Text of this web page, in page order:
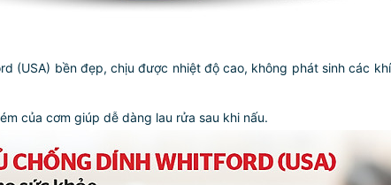
(USA) bền đẹp, chịu được nhiệt độ cao, không phát sinh các
của cơm giúp dễ dàng lau rửa sau khi nấu.